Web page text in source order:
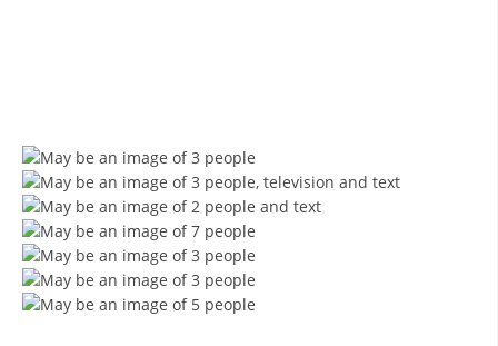
МЕНАЏМЕНТ НА ВОЛОНТЕРИ
ЗА НАС